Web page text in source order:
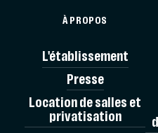
À PROPOS
L'établissement
Presse
Location de salles et
privatisation